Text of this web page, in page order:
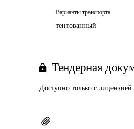
Варианты транспорта
тентованный
Тендерная
Доступно только с